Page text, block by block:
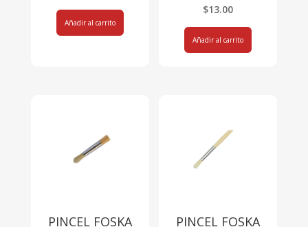
Añadir al carrito
$13.00
Añadir al carrito
PINCEL FOSKA PINCEL FOSKA